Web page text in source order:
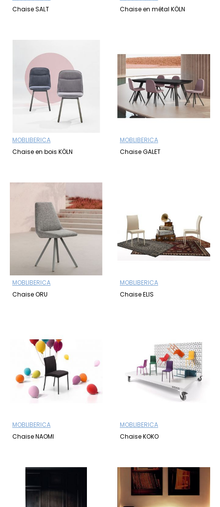
Chaise SALT
Chaise en métal KÖLN
MOBLIBERICA
Chaise en bois KÖLN
MOBLIBERICA
Chaise GALET
MOBLIBERICA
Chaise ORU
MOBLIBERICA
Chaise ELIS
MOBLIBERICA
Chaise NAOMI
MOBLIBERICA
Chaise KOKO